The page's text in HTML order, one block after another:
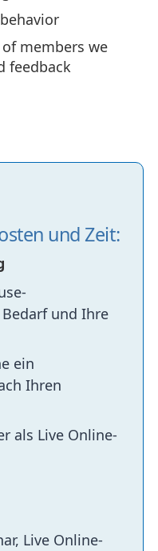
members we
feedback
und Zeit:
und Ihre
ein
Ihren
als Live Online-
Live Online-